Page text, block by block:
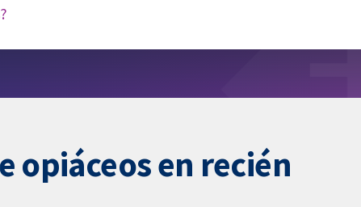
opiáceos en recién